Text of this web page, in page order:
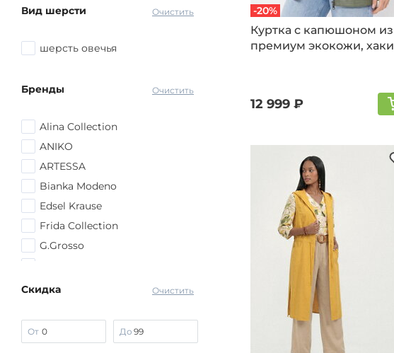
Очистить
Вид шерсти
шерсть овечья
Очистить
Бренды
Alina Collection
ANIKO
ARTESSA
Bianka Modeno
Edsel Krause
Frida Collection
G.Grosso
lava
MIO IMPERATRICE
No name
Очистить
Скидка
От До
-20%
Куртка с капюшоном из
премиум экокожи, хаки
12 999 ₽